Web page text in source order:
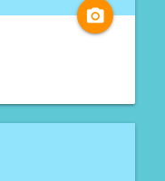
camera_alt